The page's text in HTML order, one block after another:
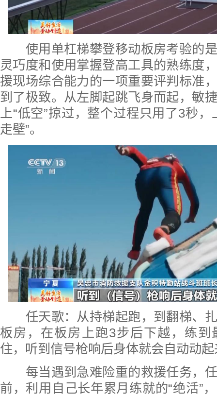
使用单杠梯攀登移动板房考验的是
灵巧度和使用掌握登高工具的熟练度
援现场综合能力的一项重要评判标准
到了极致。从左脚起跳飞身而起，敏
上“低空”掠过，整个过程只用了3秒，
走壁”。
任天歌：从持梯起跑，到翻梯、扎
板房，在板房上跑3步后下越，练到
住，听到信号枪响后身体就会自动动
每当遇到急难险重的救援任务，任
前，利用自己长年累月练就的“绝活”